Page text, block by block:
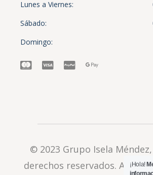
Lunes a Viernes
Sábado
Domingo
© 2023 Grupo Isela Méndez
derechos reservados. Aviso
¡Hola!